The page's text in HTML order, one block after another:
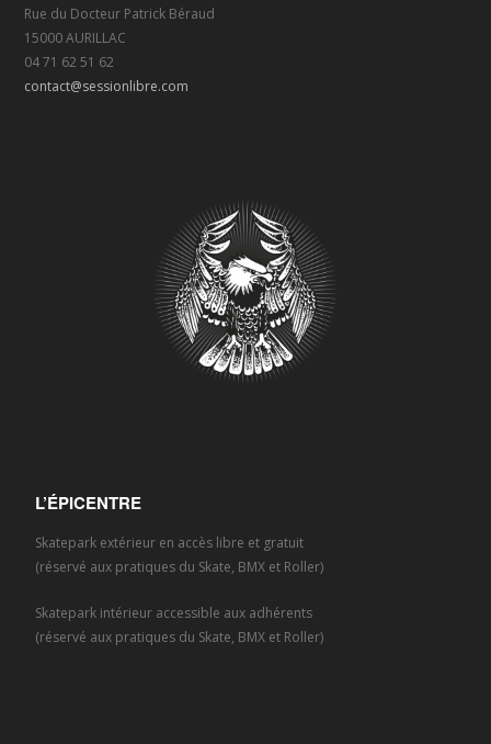
Rue du Docteur Patrick Béraud
15000 AURILLAC
04 71 62 51 62
contact@sessionlibre.com
L’ÉPICENTRE
Skatepark extérieur en accès libre et gratuit
(réservé aux pratiques du Skate, BMX et Roller)
Skatepark intérieur accessible aux adhérents
(réservé aux pratiques du Skate, BMX et Roller)